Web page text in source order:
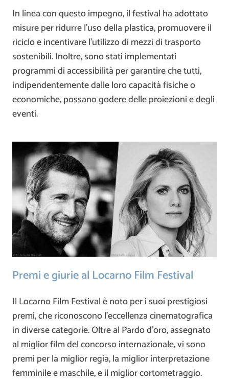
In linea con questo impegno, il festival ha adottato
misure per ridurre l’uso della plastica, promuovere il
riciclo e incentivare l’utilizzo di mezzi di trasporto
sostenibili. Inoltre, sono stati implementati
programmi di accessibilità per garantire che tutti,
indipendentemente dalle loro capacità fisiche o
economiche, possano godere delle proiezioni e degli
eventi.
Premi e giurie al Locarno Film Festival
Il Locarno Film Festival è noto per i suoi prestigiosi
premi, che riconoscono l’eccellenza cinematografica
in diverse categorie. Oltre al Pardo d’oro, assegnato
al miglior film del concorso internazionale, vi sono
premi per la miglior regia, la miglior interpretazione
femminile e maschile, e il miglior cortometraggio.